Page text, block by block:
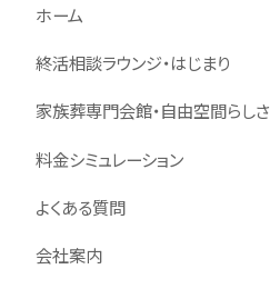
ホーム
終活相談ラウンジ・はじまり
家族葬専門会館・自由空間らしさ
料金シミュレーション
よくある質問
会社案内